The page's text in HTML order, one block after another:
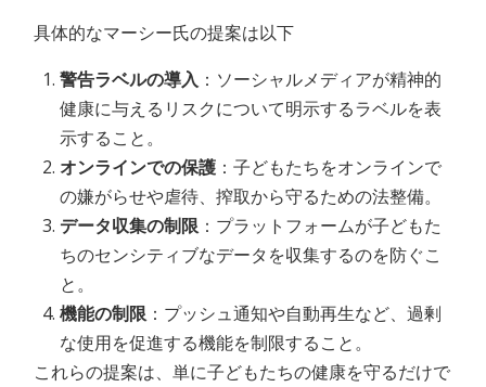
具体的なマーシー氏の提案は以下
警告ラベルの導入 ：ソーシャルメディアが精神的
健康に与えるリスクについて明示するラベルを表
示すること。
オンラインでの保護 ：子どもたちをオンラインで
の嫌がらせや虐待、搾取から守るための法整備。
データ収集の制限 ：プラットフォームが子どもた
ちのセンシティブなデータを収集するのを防ぐこ
と。
機能の制限 ：プッシュ通知や自動再生など、過剰
な使用を促進する機能を制限すること。
これらの提案は、単に子どもたちの健康を守るだけで